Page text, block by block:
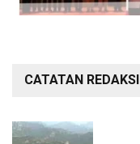
CATATAN REDAKSI